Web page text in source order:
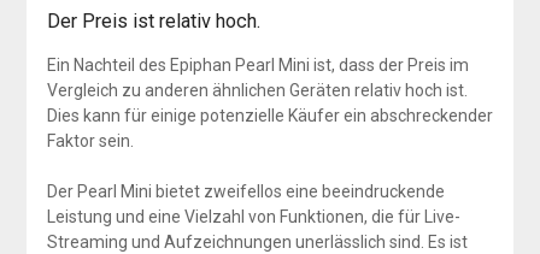
Der Preis ist relativ hoch.
Ein Nachteil des Epiphan Pearl Mini ist, dass der Preis im
Vergleich zu anderen ähnlichen Geräten relativ hoch ist.
Dies kann für einige potenzielle Käufer ein abschreckender
Faktor sein.
Der Pearl Mini bietet zweifellos eine beeindruckende
Leistung und eine Vielzahl von Funktionen, die für Live-
Streaming und Aufzeichnungen unerlässlich sind. Es ist